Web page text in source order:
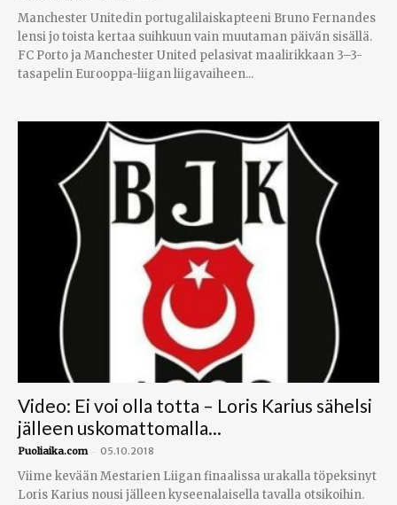
Manchester Unitedin portugalilaiskapteeni Bruno Fernandes
lensi jo toista kertaa suihkuun vain muutaman päivän sisällä.
FC Porto ja Manchester United pelasivat maalirikkaan 3–3-
tasapelin Eurooppa-liigan liigavaiheen...
Video: Ei voi olla totta – Loris Karius sähelsi
jälleen uskomattomalla...
Puoliaika.com - 05.10.2018
Viime kevään Mestarien Liigan finaalissa urakalla töpeksinyt
Loris Karius nousi jälleen kyseenalaisella tavalla otsikoihin.